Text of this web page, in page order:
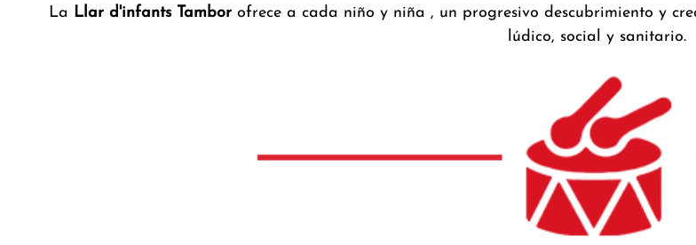
La Llar d'infants Tambor ofrece a cada niño y niña , un progresivo descubrimiento y
lúdico, social y sanitario.